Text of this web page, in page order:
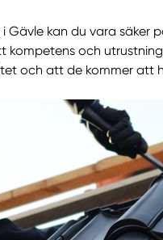
kan du vara säker
kompetens och
och att de kommer att